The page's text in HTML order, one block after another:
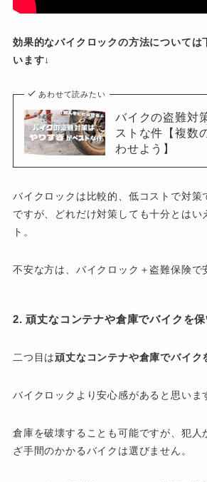
効果的なバイクロックの方法については
います↓
あわせて読みたい
バイクの盗難対
ストな件【複数
わせよう】
バイクロックは比較的、低コストで対策
ですが、どれだけ対策しても十分とはい
ト。
不安な方は、バイクロック＋盗難保険で
2. 頑丈なコンテナや倉庫でバイクを
二つ目は頑丈なコンテナや倉庫でバイク
バイクロックより安心感があると思いま
倉庫を破壊することも可能ですが、犯人
ざ手間のかかるバイクは選びません。